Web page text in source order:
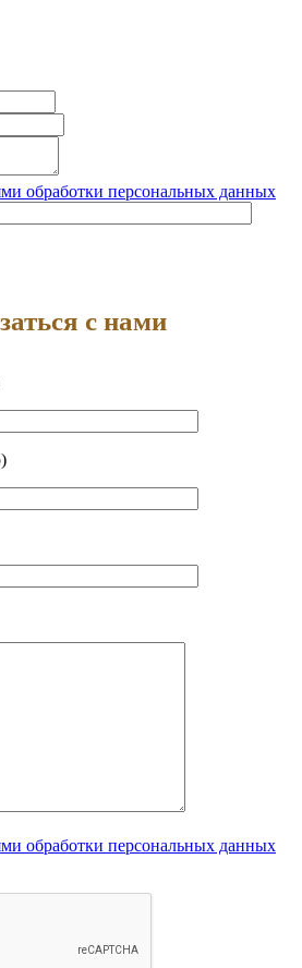
обработки персональных данных
с нами
обработки персональных данных